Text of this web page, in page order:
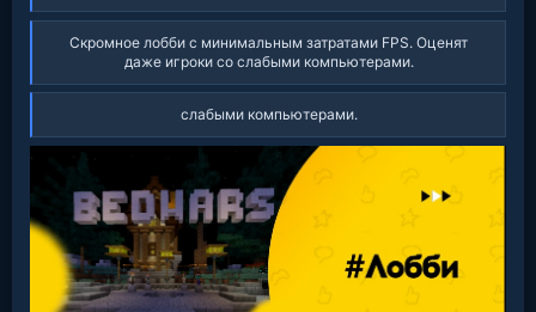
Скромное лобби с минимальным затратами FPS. Оценят
даже игроки со слабыми компьютерами.​
слабыми компьютерами.​